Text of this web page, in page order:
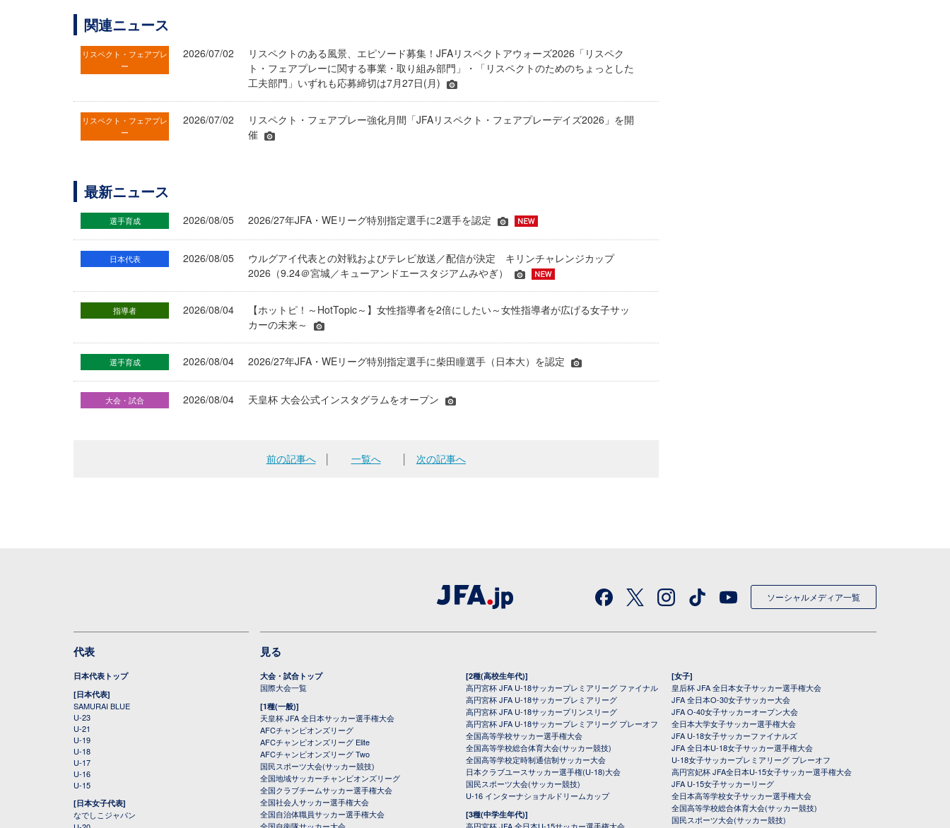
関連ニュース
リスペクト・フェアプレ
ー
2026/07/02
リスペクトのある風景、エピソード募集！JFAリスペクトアウォーズ2026「リスペク
ト・フェアプレーに関する事業・取り組み部門」・「リスペクトのためのちょっとした
工夫部門」いずれも応募締切は7月27日(月)
リスペクト・フェアプレ
ー
2026/07/02
リスペクト・フェアプレー強化月間「JFAリスペクト・フェアプレーデイズ2026」を開
催
最新ニュース
選手育成 2026/08/05 2026/27年JFA・WEリーグ特別指定選手に2選手を認定
日本代表 2026/08/05
ウルグアイ代表との対戦およびテレビ放送／配信が決定 キリンチャレンジカップ
2026（9.24＠宮城／キューアンドエースタジアムみやぎ）
指導者 2026/08/04
【ホットピ！～HotTopic～】女性指導者を2倍にしたい～女性指導者が広げる女子サッ
カーの未来～
選手育成 2026/08/04 2026/27年JFA・WEリーグ特別指定選手に柴田瞳選手（日本大）を認定
大会・試合 2026/08/04 天皇杯 大会公式インスタグラムをオープン
前の記事へ│ 一覧へ 次の記事へ
ソーシャルメディア一覧
代表
日本代表トップ
[日本代表]
SAMURAI BLUE
U-23
U-21
U-19
U-18
U-17
U-16
U-15
[日本女子代表]
なでしこジャパン
見る
大会・試合トップ
国際大会一覧
[1種(一般)]
天皇杯 JFA 全日本サッカー選手権大会
AFCチャンピオンズリーグ
AFCチャンピオンズリーグ Elite
AFCチャンピオンズリーグ Two
国民スポーツ大会(サッカー競技)
全国地域サッカーチャンピオンズリーグ
全国クラブチームサッカー選手権大会
全国社会人サッカー選手権大会
全国自治体職員サッカー選手権大会
[2種(高校生年代)]
高円宮杯 JFA U-18サッカープレミアリーグ ファイナル
高円宮杯 JFA U-18サッカープレミアリーグ
高円宮杯 JFA U-18サッカープリンスリーグ
高円宮杯 JFA U-18サッカープレミアリーグ プレーオフ
全国高等学校サッカー選手権大会
全国高等学校総合体育大会(サッカー競技)
全国高等学校定時制通信制サッカー大会
日本クラブユースサッカー選手権(U-18)大会
国民スポーツ大会(サッカー競技)
U-16 インターナショナルドリームカップ
[3種(中学生年代)]
[女子]
皇后杯 JFA 全日本女子サッカー選手権大会
JFA 全日本O-30女子サッカー大会
JFA O-40女子サッカーオープン大会
全日本大学女子サッカー選手権大会
JFA U-18女子サッカーファイナルズ
JFA 全日本U-18女子サッカー選手権大会
U-18女子サッカープレミアリーグ プレーオフ
高円宮妃杯 JFA全日本U-15女子サッカー選手権大会
JFA U-15女子サッカーリーグ
全日本高等学校女子サッカー選手権大会
全国高等学校総合体育大会(サッカー競技)
国民スポーツ大会(サッカー競技)